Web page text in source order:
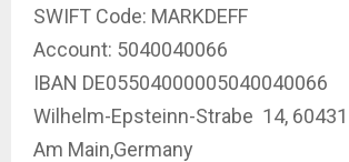
SWIFT Code: MARKDEFF
Account: 5040040066
IBAN DE05504000005040040066
Wilhelm-Epsteinn-Strabe 14,
Am Main,Germany